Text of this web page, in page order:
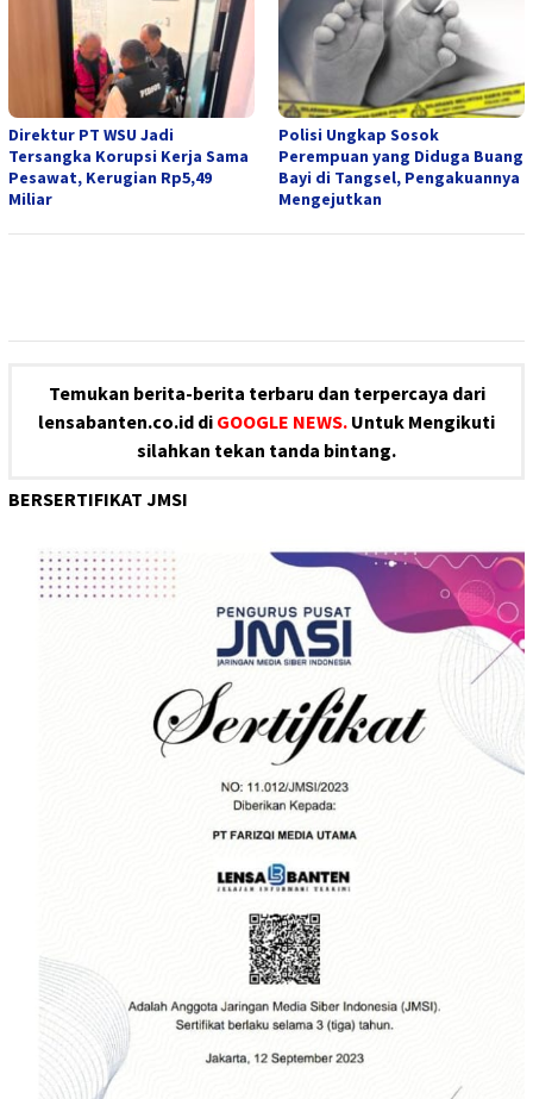
Direktur PT WSU Jadi
Tersangka Korupsi Kerja Sama
Pesawat, Kerugian Rp5,49
Miliar
Polisi Ungkap Sosok
Perempuan yang Diduga Buang
Bayi di Tangsel, Pengakuannya
Mengejutkan
Temukan berita-berita terbaru dan terpercaya dari
lensabanten.co.id di GOOGLE NEWS. Untuk Mengikuti
silahkan tekan tanda bintang.
BERSERTIFIKAT JMSI